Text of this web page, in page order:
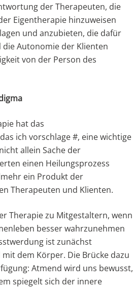
der Therapeuten, die
Eigentherapie hinzuweisen
und anzubieten, die dafür
Autonomie der Klienten
von der Person des
hat das
ich vorschlage #, eine wichtige
allein Sache der
einen Heilungsprozess
ein Produkt der
Therapeuten und Klienten.
Therapie zu Mitgestaltern, wenn
besser wahrzunehmen
ist zunächst
dem Körper. Die Brücke dazu
Atmend wird uns bewusst,
spiegelt sich der innere